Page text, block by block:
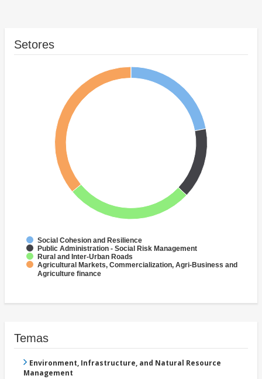
Setores
Social Cohesion and Resilience
Public Administration - Social Risk Management
Rural and Inter-Urban Roads
Agricultural Markets, Commercialization, Agri-Business and
Agriculture finance
Temas
Environment, Infrastructure, and Natural Resource
Management